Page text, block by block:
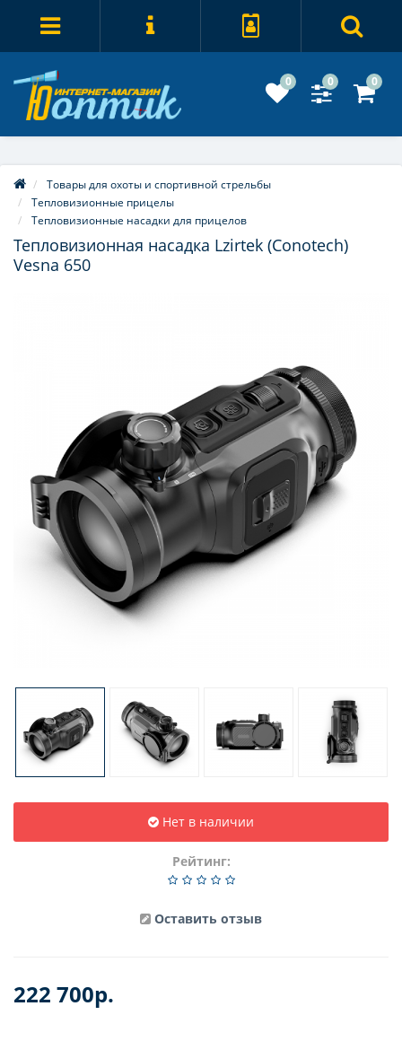
0 0 0
Товары для охоты и спортивной стрельбы
Тепловизионные прицелы
Тепловизионные насадки для прицелов
Тепловизионная насадка Lzirtek (Conotech)
Vesna 650
Нет в наличии
Рейтинг:
Оставить отзыв
222 700р.